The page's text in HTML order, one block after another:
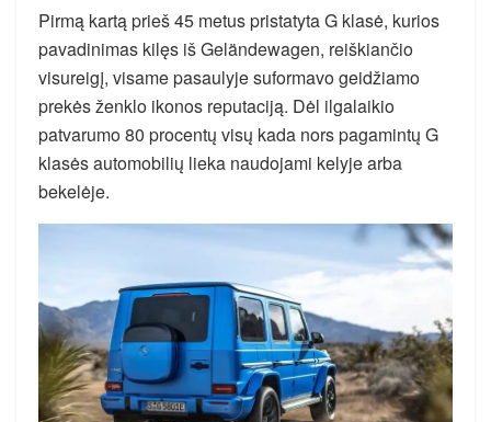
Pirmą kartą prieš 45 metus pristatyta G klasė, kurios
pavadinimas kilęs iš Geländewagen, reiškiančio
visureigį, visame pasaulyje suformavo geidžiamo
prekės ženklo ikonos reputaciją. Dėl ilgalaikio
patvarumo 80 procentų visų kada nors pagamintų G
klasės automobilių lieka naudojami kelyje arba
bekelėje.